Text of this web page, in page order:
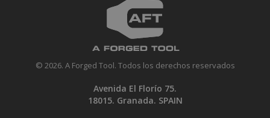
© 2026. A Forged Tool. Todos los derechos reservados
Avenida El Florío 75.
18015. Granada. SPAIN